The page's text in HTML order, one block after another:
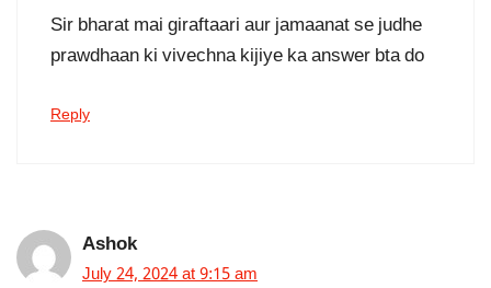
Sir bharat mai giraftaari aur jamaanat se judhe
prawdhaan ki vivechna kijiye ka answer bta do
Reply
Ashok
July 24, 2024 at 9:15 am